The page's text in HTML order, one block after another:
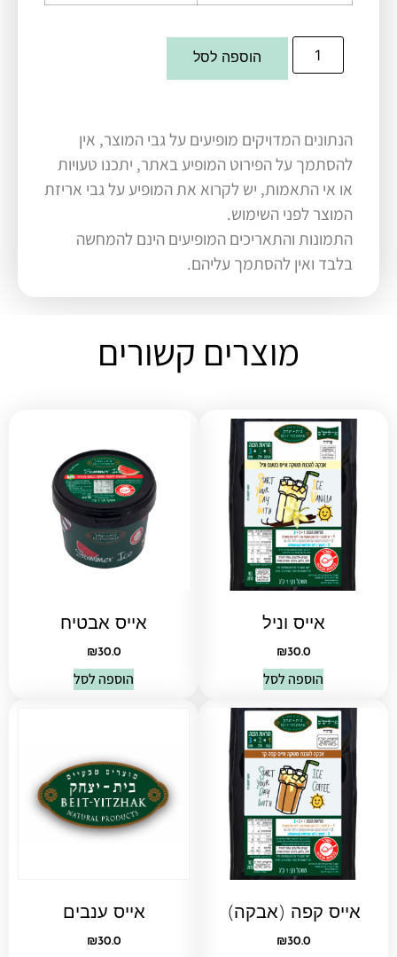
הוספה לסל
הנתונים המדויקים מופיעים על גבי המוצר, אין
להסתמך על הפירוט המופיע באתר, יתכנו טעויות
או אי התאמות, יש לקרוא את המופיע על גבי אריזת
המוצר לפני השימוש.
התמונות והתאריכים המופיעים הינם להמחשה
בלבד ואין להסתמך עליהם.
מוצרים קשורים
אייס וניל
₪30.0
הוספה לסל
אייס אבטיח
₪30.0
הוספה לסל
אייס קפה (אבקה)
₪30.0
אייס ענבים
₪30.0